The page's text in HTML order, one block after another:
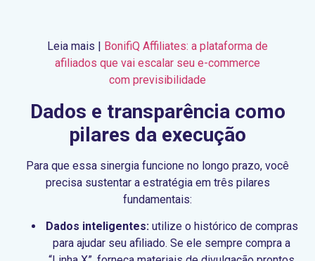
Leia mais | BonifiQ Affiliates: a plataforma de
afiliados que vai escalar seu e-commerce
com previsibilidade
Dados e transparência como
pilares da execução
Para que essa sinergia funcione no longo prazo, você
precisa sustentar a estratégia em três pilares
fundamentais:
Dados inteligentes:utilize o histórico de compras
para ajudar seu afiliado. Se ele sempre compra a